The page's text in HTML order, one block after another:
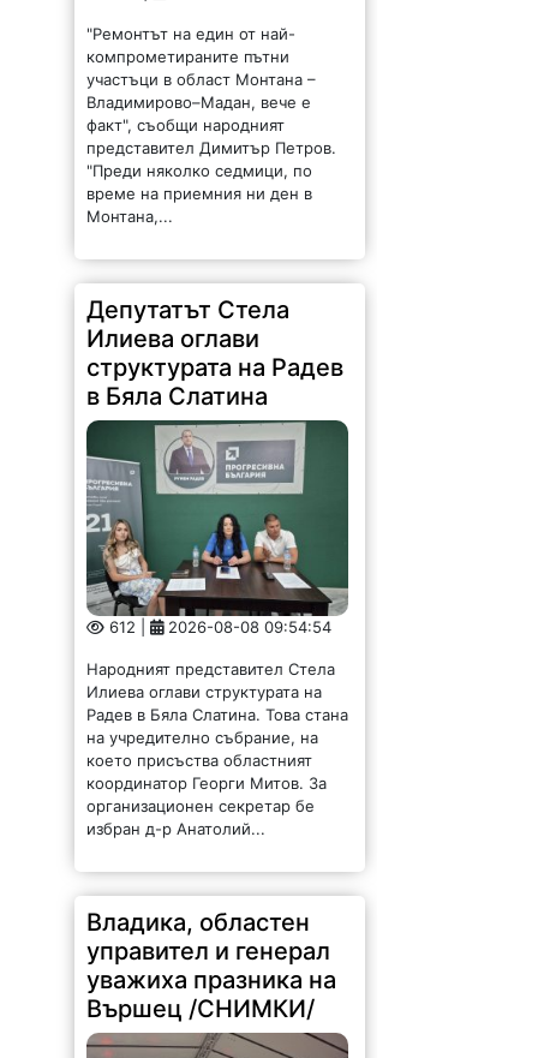
"Ремонтът на един от най-
компрометираните пътни
участъци в област Монтана –
Владимирово–Мадан, вече е
факт", съобщи народният
представител Димитър Петров.
"Преди няколко седмици, по
време на приемния ни ден в
Монтана,...
Депутатът Стела
Илиева оглави
структурата на Радев
в Бяла Слатина
612 | 2026-08-08 09:54:54
Народният представител Стела
Илиева оглави структурата на
Радев в Бяла Слатина. Това стана
на учредително събрание, на
което присъства областният
координатор Георги Митов. За
организационен секретар бе
избран д-р Анатолий...
Владика, областен
управител и генерал
уважиха празника на
Вършец /СНИМКИ/